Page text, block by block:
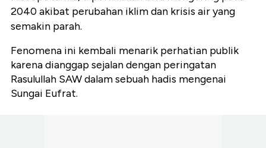
2040 akibat perubahan iklim dan krisis air yang
semakin parah.
Fenomena ini kembali menarik perhatian publik
karena dianggap sejalan dengan peringatan
Rasulullah SAW dalam sebuah hadis mengenai
Sungai Eufrat.